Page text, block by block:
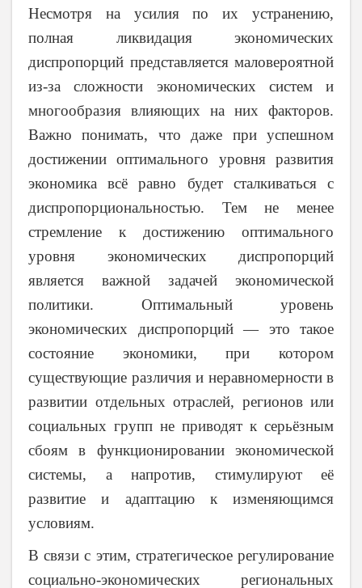
Несмотря на усилия по их устранению,
полная ликвидация экономических
диспропорций представляется маловероятной
из-за сложности экономических систем и
многообразия влияющих на них факторов.
Важно понимать, что даже при успешном
достижении оптимального уровня развития
экономика всё равно будет сталкиваться с
диспропорциональностью. Тем не менее
стремление к достижению оптимального
уровня экономических диспропорций
является важной задачей экономической
политики. Оптимальный уровень
экономических диспропорций — это такое
состояние экономики, при котором
существующие различия и неравномерности в
развитии отдельных отраслей, регионов или
социальных групп не приводят к серьёзным
сбоям в функционировании экономической
системы, а напротив, стимулируют её
развитие и адаптацию к изменяющимся
условиям.
В связи с этим, стратегическое регулирование
социально-экономических региональных